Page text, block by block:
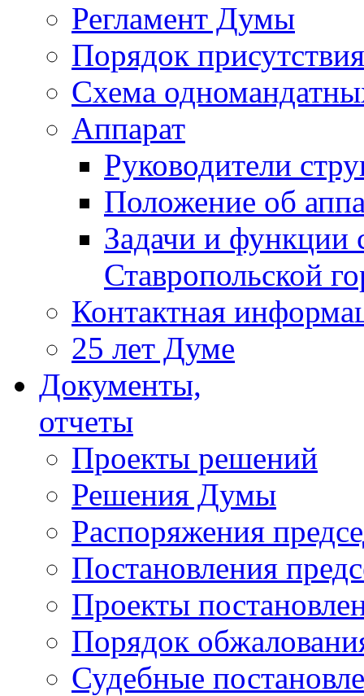
Регламент Думы
Порядок
Схема
Аппарат
Руководители
Положение об
Задачи и функции
Ставропольской
Контактная
25 лет Думе
Документы,
отчеты
Проекты решений
Решения Думы
Распоряжения
Постановления
Проекты
Порядок
Судебные